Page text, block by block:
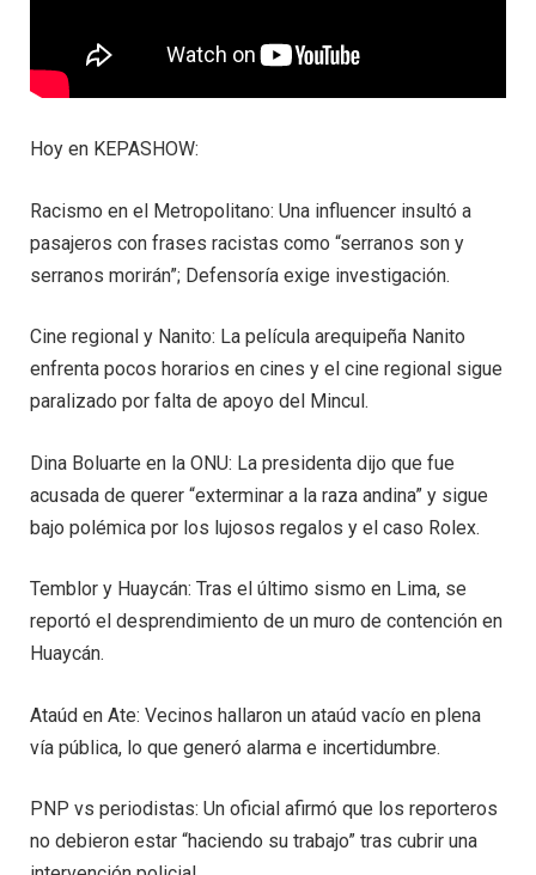
Hoy en KEPASHOW:
Racismo en el Metropolitano: Una influencer insultó a
pasajeros con frases racistas como “serranos son y
serranos morirán”; Defensoría exige investigación.
Cine regional y Nanito: La película arequipeña Nanito
enfrenta pocos horarios en cines y el cine regional sigue
paralizado por falta de apoyo del Mincul.
Dina Boluarte en la ONU: La presidenta dijo que fue
acusada de querer “exterminar a la raza andina” y sigue
bajo polémica por los lujosos regalos y el caso Rolex.
Temblor y Huaycán: Tras el último sismo en Lima, se
reportó el desprendimiento de un muro de contención en
Huaycán.
Ataúd en Ate: Vecinos hallaron un ataúd vacío en plena
vía pública, lo que generó alarma e incertidumbre.
PNP vs periodistas: Un oficial afirmó que los reporteros
no debieron estar “haciendo su trabajo” tras cubrir una